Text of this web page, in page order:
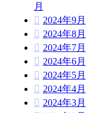
月
2024年9月
2024年8月
2024年7月
2024年6月
2024年5月
2024年4月
2024年3月